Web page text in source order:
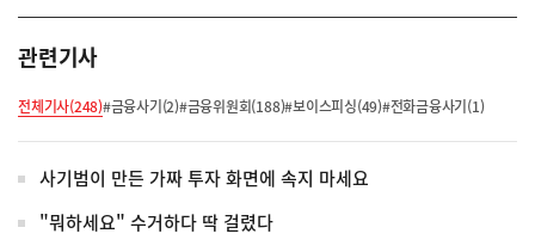
관련기사
전체기사(248)#금융사기(2)#금융위원회(188)#보이스피싱(49)#전화금융사기(1)
사기범이 만든 가짜 투자 화면에 속지 마세요
"뭐하세요" 수거하다 딱 걸렸다